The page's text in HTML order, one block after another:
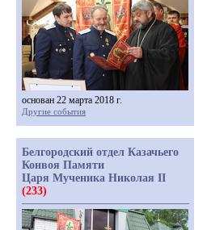
основан 22 марта 2018 г.
Другие события
Белгородский отдел Казачьего
Конвоя Памяти
Царя Мученика Николая II
(233)